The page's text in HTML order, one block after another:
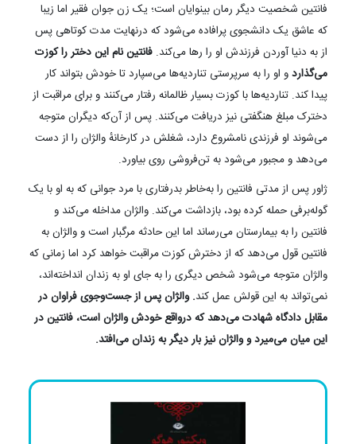
فانتین شخصیت دیگر رمان بینوایان است؛ یک زن جوان فقیر اما زیبا
که عاشق یک دانشجوی پرافاده می‌شود که درنهایت مدت کوتاهی پس
از به دنیا آوردن فرزندش او را رها می‌کند. فانتین نام این دختر را کوزت
می‌گذاردو او را به سرپرستی تناردیه‌ها می‌سپارد تا خودش بتواند کار
پیدا کند. تناردیه‌ها با کوزت بسیار ظالمانه رفتار می‌کنند و برای مراقبت از
دخترک مبلغ هنگفتی نیز دریافت می‌کنند. پس از آن‌که دیگران متوجه
می‌شوند او فرزندی نامشروع دارد، شغلش در کارخانهٔ والژان را از دست
می‌دهد و مجبور می‌شود به تن‌فروشی روی بیاورد.
ژاور پس از مدتی فانتین را به‌خاطر بدرفتاری با مرد جوانی که به او با یک
گوله‌برفی حمله کرده بود، بازداشت می‌‌کند. والژان مداخله می‌کند و
فانتین را به بیمارستان می‌رساند اما این حادثه مرگبار است و والژان به
فانتین قول می‌دهد که از دخترش کوزت مراقبت خواهد کرد اما زمانی که
والژان متوجه می‌شود شخص دیگری را به جای او به زندان انداخته‌اند،
نمی‌تواند به این قولش عمل کند. والژان پس از جست‌وجوی فراوان در
مقابل دادگاه شهادت می‌دهد که درواقع خودش والژان است، فانتین در
این میان می‌میرد و والژان نیز بار دیگر به زندان می‌افتد.